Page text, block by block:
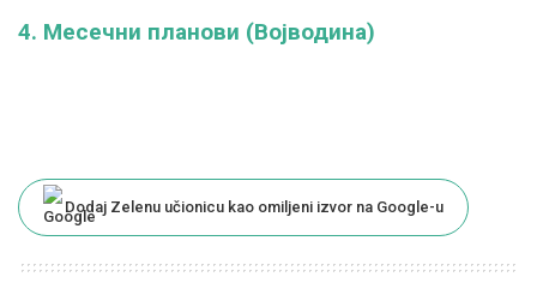
4. Месечни планови (Војводина)
Dodaj Zelenu učionicu kao omiljeni izvor na Google-u